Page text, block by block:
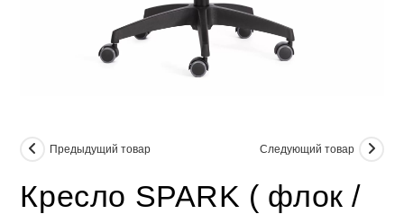
Предыдущий товар Следующий товар
Кресло SPARK ( флок /